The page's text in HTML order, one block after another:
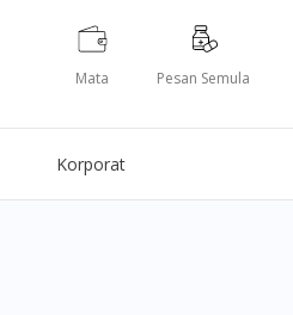
Mata Pesan Semula
Korporat